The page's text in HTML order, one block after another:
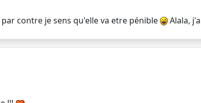
contre je sens qu'elle va etre pénible Alala,